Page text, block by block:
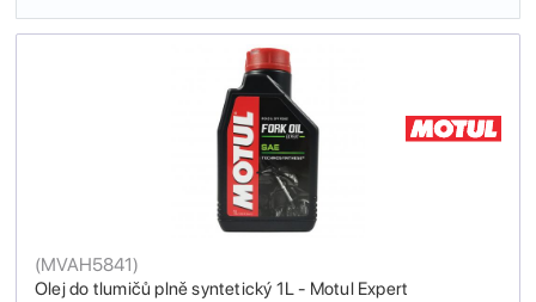
Olej do tlumičů plně syntetický 1L - Motul Expert
(MVAH5841)